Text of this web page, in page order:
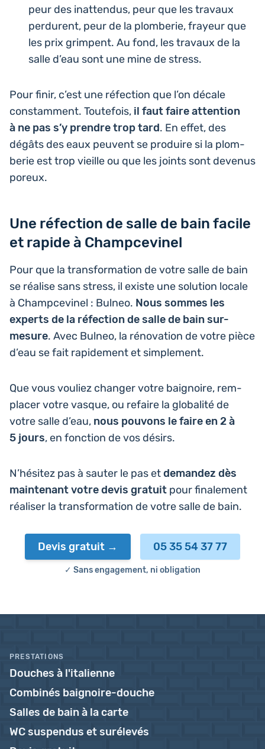
peur des inat­ten­dus, peur que les travaux
per­durent, peur de la plom­be­rie, frayeur que
les prix grimpent. Au fond, les travaux de la
salle d’eau sont une mine de stress.
Pour finir, c’est une réfec­tion que l’on décale
constam­ment. Tou­te­fois, il faut faire atten­tion
à ne pas s’y prendre trop tard. En effet, des
dégâts des eaux peuvent se pro­duire si la plom­
be­rie est trop vieille ou que les joints sont devenus
poreux.
Une réfection de salle de bain facile
et rapide à Champcevinel
Pour que la trans­for­ma­tion de votre salle de bain
se réalise sans stress, il existe une solu­tion locale
à Champ­ce­vi­nel : Bulneo. Nous sommes les
experts de la réfec­tion de salle de bain sur-
mesure. Avec Bulneo, la réno­va­tion de votre pièce
d’eau se fait rapi­de­ment et simplement.
Que vous vouliez changer votre bai­gnoire, rem­
pla­cer votre vasque, ou refaire la glo­ba­li­té de
votre salle d’eau, nous pouvons le faire en 2 à
5 jours, en fonc­tion de vos désirs.
N’hé­si­tez pas à sauter le pas etdeman­dez dès
main­te­nant votre devis gratuit pour fina­le­ment
réa­li­ser la trans­for­ma­tion de votre salle de bain.
Devis gratuit 05 35 54 37 77
✓ Sans engagement, ni obligation
PRESTATIONS
Douches à l'italienne
Combinés baignoire-douche
Salles de bain à la carte
WC suspendus et surélevés